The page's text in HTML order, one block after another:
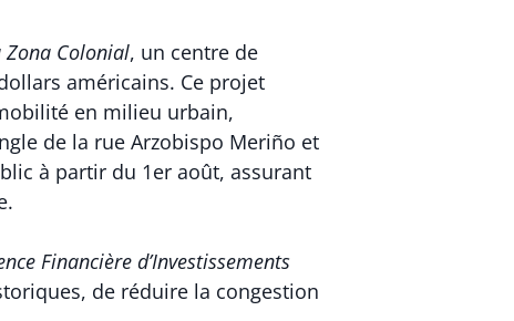
Zona Colonial, un centre de
américains. Ce projet
en milieu urbain,
de la rue Arzobispo Meriño et
à partir du 1er août, assurant
Financière d’Investissements
de réduire la congestion